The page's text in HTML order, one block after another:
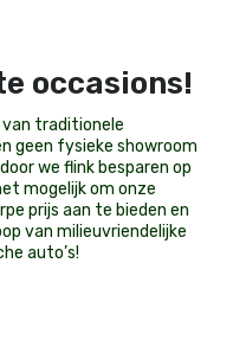
occasions!
traditionele
geen fysieke showroom
we flink besparen op
mogelijk om onze
prijs aan te bieden en
van milieuvriendelijke
auto’s!